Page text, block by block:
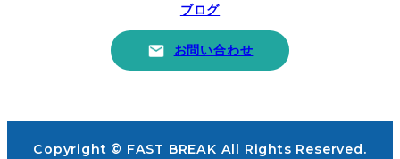
ブログ
お問い合わせ
Copyright © FAST BREAK All Rights Reserved.